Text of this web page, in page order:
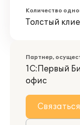
Количество
Толстый
Партнер,
1С:Первый
офис
Связаться